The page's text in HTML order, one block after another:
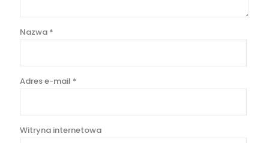
Nazwa *
Adres e-mail *
Witryna internetowa